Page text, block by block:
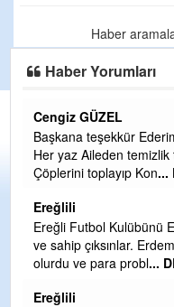
Haber
Haber Yorumları
Cengiz GÜZEL
Başkana teşekkür
Her yaz Aileden temizlik
Çöplerini toplayıp Kon...
Ereğlili
Ereğli Futbol Kulübünü
ve sahip çıksınlar.
olurdu ve para probl...
Ereğlili